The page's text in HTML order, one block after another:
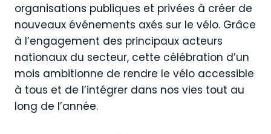
organisations publiques et privées à créer de
nouveaux événements axés sur le vélo. Grâce
à l’engagement des principaux acteurs
nationaux du secteur, cette célébration d’un
mois ambitionne de rendre le vélo accessible
à tous et de l’intégrer dans nos vies tout au
long de l’année.